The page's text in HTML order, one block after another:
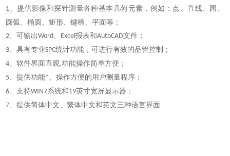
1、提供影像和探针测量各种基本几何元素，例如：点、直线、园、
圆弧、椭圆、矩形、键槽、平面等；
2、可输出Word、 Excel报表和AutoCAD文件；
3、具有专业SPC统计功能，可进行有效的品管控制；
4、软件界面直观,功能操作简单方便；
5、提供功能*、操作方便的用户测量程序；
6、支持WIN7系统和 19英寸宽屏显示器；
7、提供简体中文、繁体中文和英文三种语言界面